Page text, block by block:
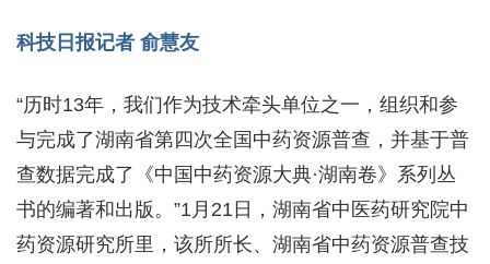
科技日报记者 俞慧友
“历时13年，我们作为技术牵头单位之一，组织和参
与完成了湖南省第四次全国中药资源普查，并基于普
查数据完成了《中国中药资源大典·湖南卷》系列丛
书的编著和出版。”1月21日，湖南省中医药研究院中
药资源研究所里，该所所长、湖南省中药资源普查技